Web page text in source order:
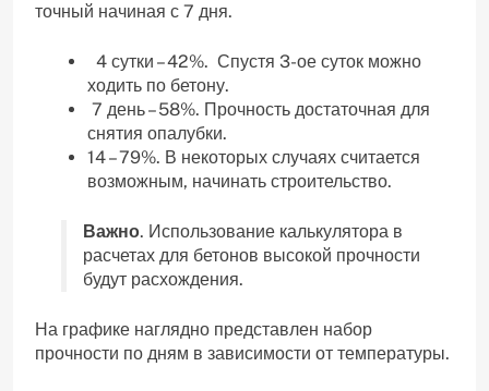
точный начиная с 7 дня.
4 сутки – 42%. Спустя 3-ое суток можно
ходить по бетону.
7 день – 58%. Прочность достаточная для
снятия опалубки.
14 – 79%. В некоторых случаях считается
возможным, начинать строительство.
Важно. Использование калькулятора в
расчетах для бетонов высокой прочности
будут расхождения.
На графике наглядно представлен набор
прочности по дням в зависимости от температуры.